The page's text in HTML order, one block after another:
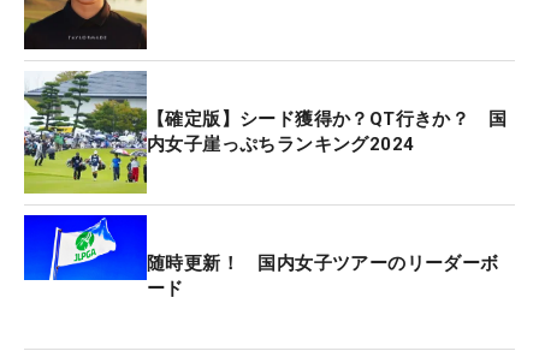
【確定版】シード獲得か？QT行きか？ 国
内女子崖っぷちランキング2024
随時更新！ 国内女子ツアーのリーダーボ
ード